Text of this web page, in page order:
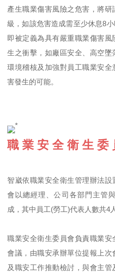
產生職業傷害風險之危害，將
級，如該危害造成需至少休息8
即被定義為具有嚴重職業傷害
生之衝擊，如廠區安全、高空
環境稽核及加強對員工職業安
害發生的可能。
職 業 安 全 衛 生 委
智崴依職業安全衛生管理辦法
會以總經理、公司各部門主管
成，其中員工(勞工)代表人數共4
職業安全衛生委員會負責職業
會議，由職安承辦單位提報上
及職安工作推動檢討，與會主